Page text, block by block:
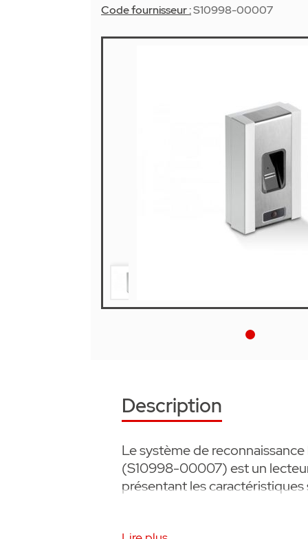
Code fournisseur :S10998-00007
Description
Le système de
(S10998-00007) est un
présentant les caractéristiques
• Un design clair, un boîtier